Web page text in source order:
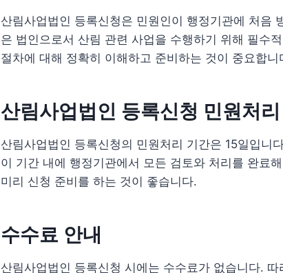
산림사업법인 등록신청은 민원인이 행정기관에 처음
은 법인으로서 산림 관련 사업을 수행하기 위해 필수
절차에 대해 정확히 이해하고 준비하는 것이 중요합니
산림사업법인 등록신청 민원처
산림사업법인 등록신청의 민원처리 기간은 15일입니
이 기간 내에 행정기관에서 모든 검토와 처리를 완료
미리 신청 준비를 하는 것이 좋습니다.
수수료 안내
산림사업법인 등록신청 시에는 수수료가 없습니다.